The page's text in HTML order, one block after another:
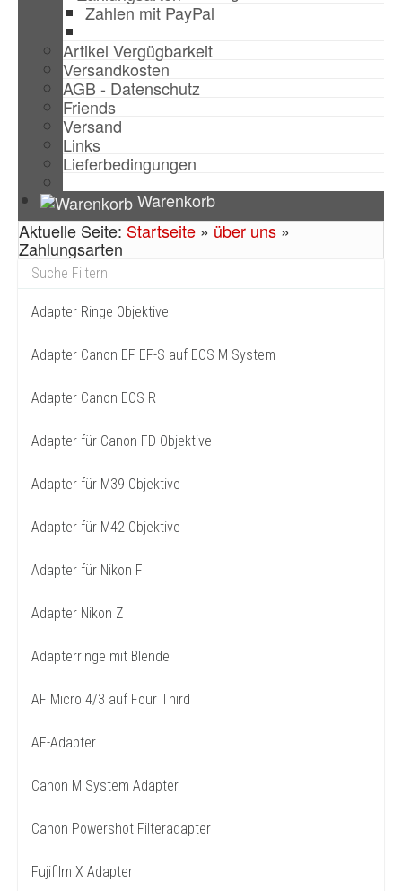
Zahlen mit PayPal
Artikel Vergügbarkeit
Versandkosten
AGB - Datenschutz
Friends
Versand
Links
Lieferbedingungen
Warenkorb
Aktuelle Seite: Startseite » über uns »
Zahlungsarten
Adapter Ringe Objektive
Adapter Canon EF EF-S auf EOS M System
Adapter Canon EOS R
Adapter für Canon FD Objektive
Adapter für M39 Objektive
Adapter für M42 Objektive
Adapter für Nikon F
Adapter Nikon Z
Adapterringe mit Blende
AF Micro 4/3 auf Four Third
AF-Adapter
Canon M System Adapter
Canon Powershot Filteradapter
Fujifilm X Adapter